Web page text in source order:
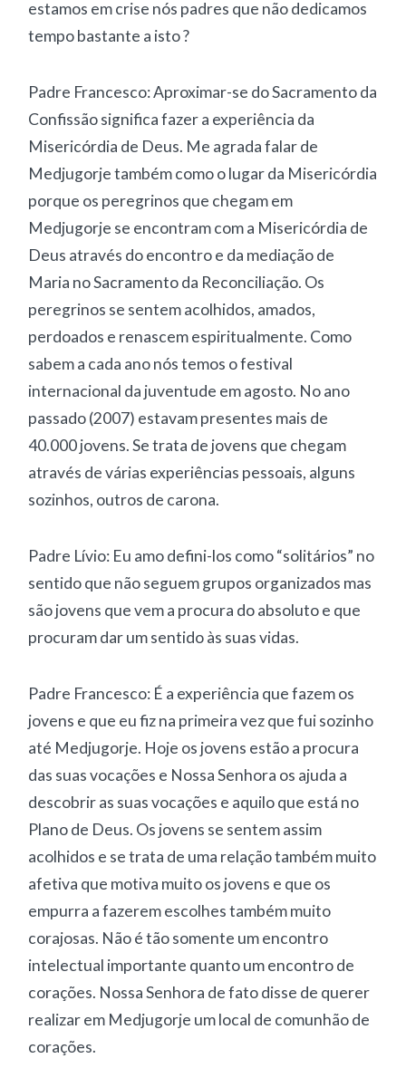
estamos em crise nós padres que não dedicamos
tempo bastante a isto ?
Padre Francesco: Aproximar-se do Sacramento da
Confissão significa fazer a experiência da
Misericórdia de Deus. Me agrada falar de
Medjugorje também como o lugar da Misericórdia
porque os peregrinos que chegam em
Medjugorje se encontram com a Misericórdia de
Deus através do encontro e da mediação de
Maria no Sacramento da Reconciliação. Os
peregrinos se sentem acolhidos, amados,
perdoados e renascem espiritualmente. Como
sabem a cada ano nós temos o festival
internacional da juventude em agosto. No ano
passado (2007) estavam presentes mais de
40.000 jovens. Se trata de jovens que chegam
através de várias experiências pessoais, alguns
sozinhos, outros de carona.
Padre Lívio: Eu amo defini-los como “solitários” no
sentido que não seguem grupos organizados mas
são jovens que vem a procura do absoluto e que
procuram dar um sentido às suas vidas.
Padre Francesco: É a experiência que fazem os
jovens e que eu fiz na primeira vez que fui sozinho
até Medjugorje. Hoje os jovens estão a procura
das suas vocações e Nossa Senhora os ajuda a
descobrir as suas vocações e aquilo que está no
Plano de Deus. Os jovens se sentem assim
acolhidos e se trata de uma relação também muito
afetiva que motiva muito os jovens e que os
empurra a fazerem escolhes também muito
corajosas. Não é tão somente um encontro
intelectual importante quanto um encontro de
corações. Nossa Senhora de fato disse de querer
realizar em Medjugorje um local de comunhão de
corações.